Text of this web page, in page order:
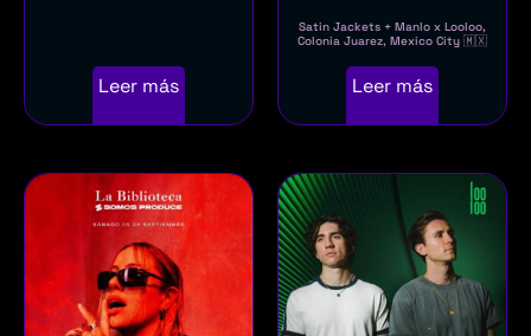
Leer más
Satin Jackets + Manlo x Looloo,
Colonia Juarez, Mexico City 🇲🇽
Leer más